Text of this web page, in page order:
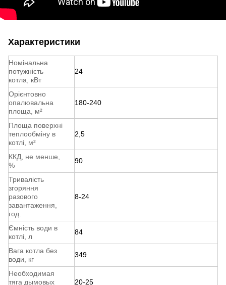
Характеристики
Номінальна
потужність
котла, кВт
24
Орієнтовно
опалювальна
площа, м²
180-240
Площа поверхні
теплообміну в
котлі, м²
2,5
ККД, не менше,
%
90
Тривалість
згоряння
разового
завантаження,
год.
8-24
Ємність води в
котлі, л
84
Вага котла без
води, кг
349
Необходимая
тяга дымовых
20-25